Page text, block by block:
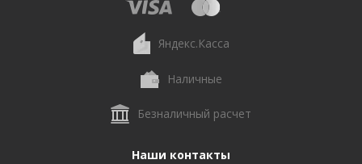
Яндекс.Касса
Наличные
Безналичный расчет
Наши контакты